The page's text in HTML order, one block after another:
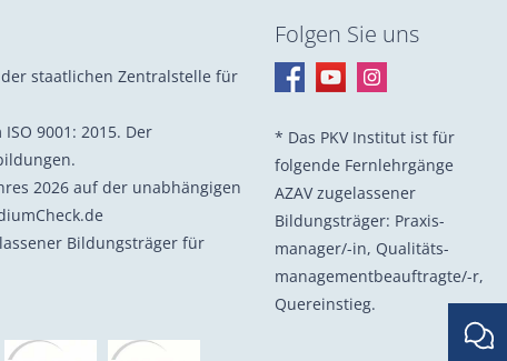
staatlichen Zentralstelle für
9001: 2015. Der
2026 auf der unabhängigen
Bildungsträger für
Folgen Sie uns
* Das PKV Institut ist für
folgende Fernlehrgänge
AZAV zugelassener
Bildungsträger: Praxis­
manager/-in, Quali­täts­
management­beauf­tragte/-r,
Quer­einstieg.